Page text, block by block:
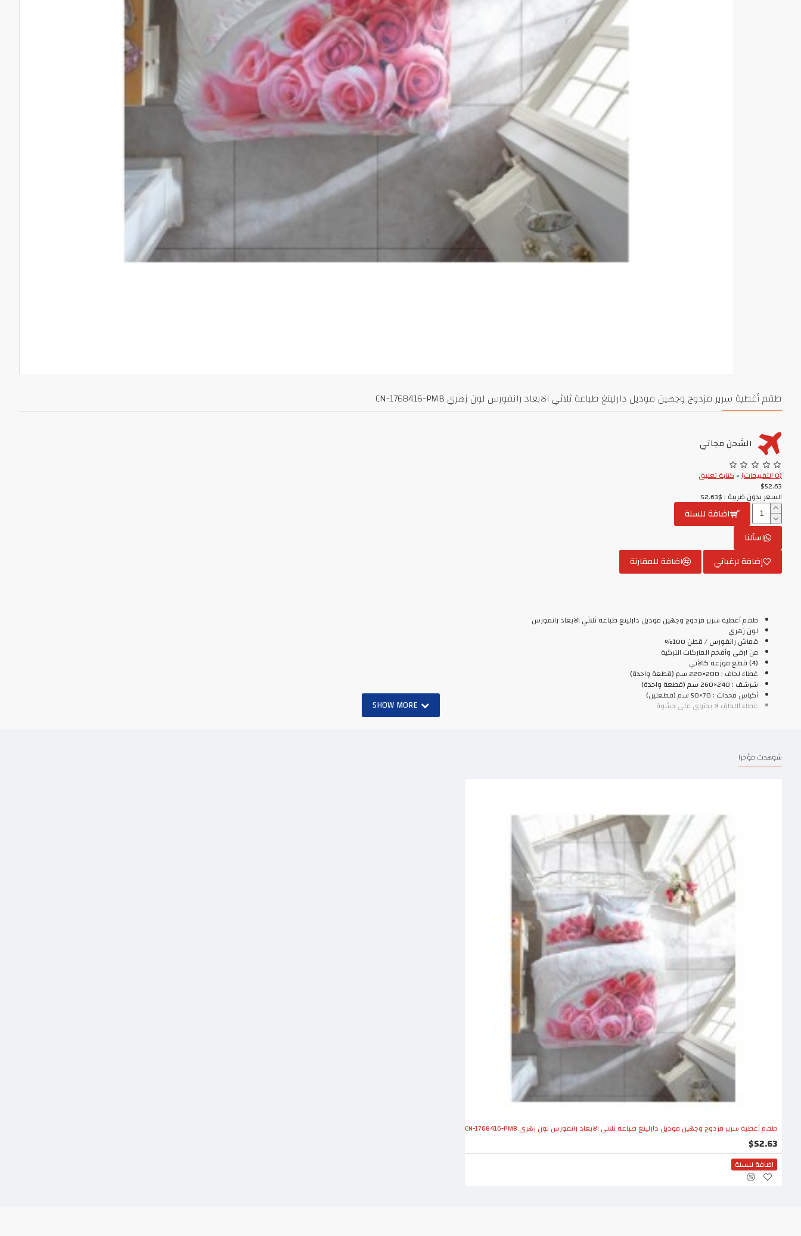
طقم أغطية سرير مزدوج وجهين موديل دارلينغ طباعة ثلاثي الابعاد رانفورس لون زهري CN-1768416-PMB
الشحن مجاني
(0 التقييمات) -كتابة تعليق
$52.63
السعر بدون ضريبة : $52.63
اضافة للسلة
اسألنا
إضافة لرغباتي
اضافة للمقارنة
طقم أغطية سرير مزدوج وجهين موديل دارلينغ طباعة ثلاثي الابعاد رانفورس
لون زهري
قماش رانفورس / قطن 100%
من ارقى وأفخم الماركات التركية
(4) قطع موزعه كالآتي
غطاء لحاف : 200×220 سم (قطعة واحدة)
شرشف : 240×260 سم (قطعة واحدة)
أكياس مخدات : 70×50 سم (قطعتين)
غطاء اللحاف لا يحتوي على حشوة
شوهدت مؤخرا
طقم أغطية سرير مزدوج وجهين موديل دارلينغ طباعة ثلاثي الابعاد رانفورس لون زهري CN-1768416-PMB
$52.63
اضافة للسلة